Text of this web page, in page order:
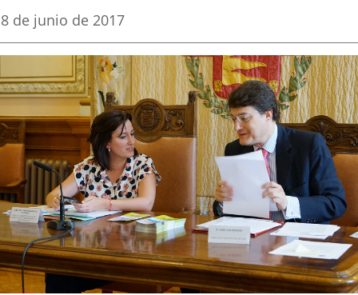
aplicación
externa.
aplicación
externa.
Fecha
la
8 de junio de 2017